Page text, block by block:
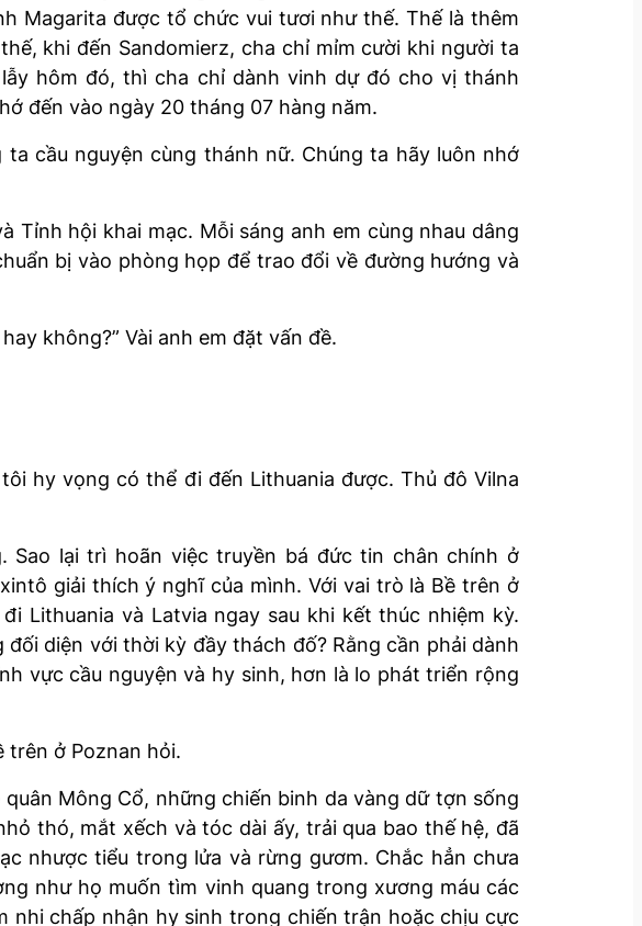
Magarita được tổ chức vui tươi như thế. Thế là thêm
khi đến Sandomierz, cha chỉ mỉm cười khi người ta
hôm đó, thì cha chỉ dành vinh dự đó cho vị thánh
đến vào ngày 20 tháng 07 hàng năm.
cầu nguyện cùng thánh nữ. Chúng ta hãy luôn nhớ
Tỉnh hội khai mạc. Mỗi sáng anh em cùng nhau dâng
bị vào phòng họp để trao đổi về đường hướng và
không?” Vài anh em đặt vấn đề.
hy vọng có thể đi đến Lithuania được. Thủ đô Vilna
Sao lại trì hoãn việc truyền bá đức tin chân chính ở
giải thích ý nghĩ của mình. Với vai trò là Bề trên ở
Lithuania và Latvia ngay sau khi kết thúc nhiệm kỳ.
diện với thời kỳ đầy thách đố? Rằng cần phải dành
vực cầu nguyện và hy sinh, hơn là lo phát triển rộng
trên ở Poznan hỏi.
Mông Cổ, những chiến binh da vàng dữ tợn sống
thó, mắt xếch và tóc dài ấy, trải qua bao thế hệ, đã
nhược tiểu trong lửa và rừng gươm. Chắc hẳn chưa
như họ muốn tìm vinh quang trong xương máu các
nhi chấp nhận hy sinh trong chiến trận hoặc chịu cực